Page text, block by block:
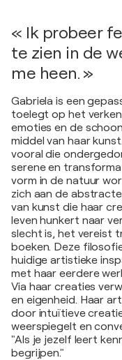
« Ik probeer
te zien in de
me heen. »
Gabriela is een
toelegt op het
emoties en de
middel van haar
vooral die
serene en
vorm in de natuur
zich aan de
van kunst die haar
leven hunkert naar
slecht is, het vereist
boeken. Deze
huidige artistieke
met haar eerdere
Via haar creaties
en eigenheid. Haar
door intuïtieve
weerspiegelt en
"Als je jezelf leert
begrijpen."